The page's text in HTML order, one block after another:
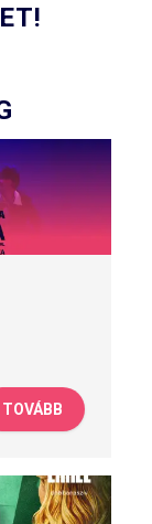
TOVÁBB